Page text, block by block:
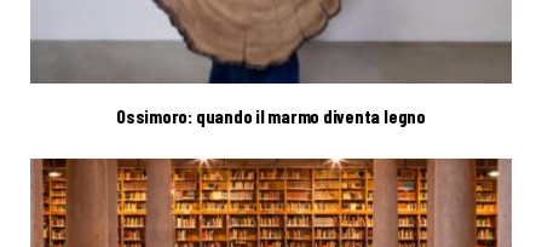
Ossimoro: quando il marmo diventa legno